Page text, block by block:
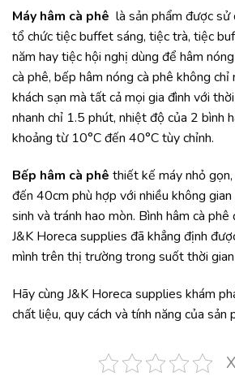
Máy hâm cà phê là sản phẩm được
tổ chức tiệc buffet sáng, tiệc trà, tiệc
năm hay tiệc hội nghị dùng để hâm
cà phê, bếp hâm nóng cà phê không
khách sạn mà tất cả mọi gia đình với
nhanh chỉ 1.5 phút, nhiệt độ của 2 bình
khoảng từ 10°C đến 40°C tùy chỉnh.
Bếp hâm cà phê thiết kế máy nhỏ gọn,
đến 40cm phù hợp với nhiều không gian
sinh và tránh hao mòn. Bình hâm cà
J&K Horeca supplies đã khẳng định
mình trên thị trường trong suốt thời gian
Hãy cùng J&K Horeca supplies khám
chất liệu, quy cách và tính năng của sản